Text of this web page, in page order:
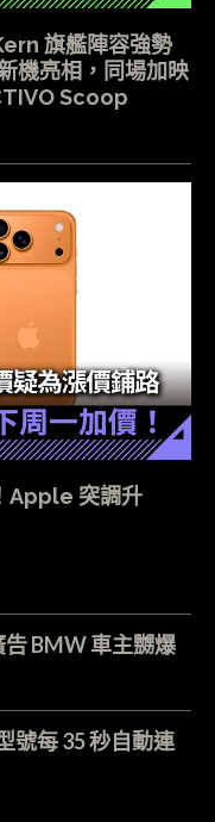
旗艦陣容強勢
機亮相，同場加映
Scoop
Apple 突調升
BMW 車主嬲爆
號每 35 秒自動連